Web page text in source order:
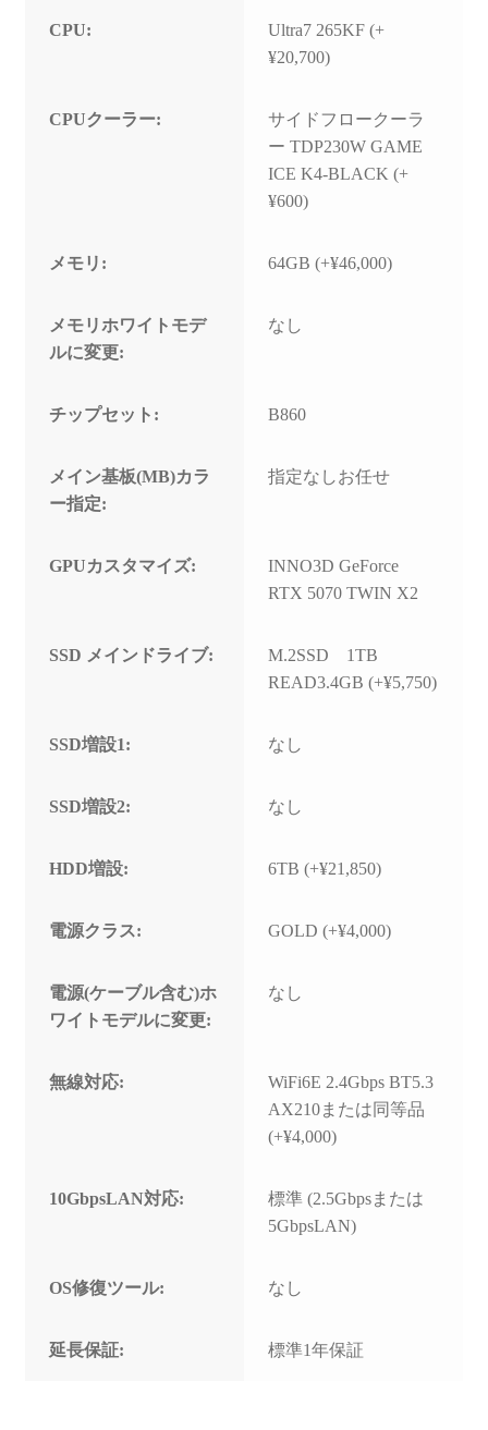
CPU:
Ultra7 265KF (+
¥20,700)
CPUクーラー:
サイドフロークーラ
ー TDP230W GAME
ICE K4-BLACK (+
¥600)
メモリ: 64GB (+¥46,000)
メモリホワイトモデ
ルに変更:
なし
チップセット: B860
メイン基板(MB)カラ
ー指定:
指定なしお任せ
GPUカスタマイズ:
INNO3D GeForce
RTX 5070 TWIN X2
SSD メインドライブ:
M.2SSD 1TB
READ3.4GB (+¥5,750)
SSD増設1: なし
SSD増設2: なし
HDD増設: 6TB (+¥21,850)
電源クラス: GOLD (+¥4,000)
電源(ケーブル含む)ホ
ワイトモデルに変更:
なし
無線対応:
WiFi6E 2.4Gbps BT5.3
AX210または同等品
(+¥4,000)
10GbpsLAN対応:
標準 (2.5Gbpsまたは
5GbpsLAN)
OS修復ツール: なし
延長保証: 標準1年保証